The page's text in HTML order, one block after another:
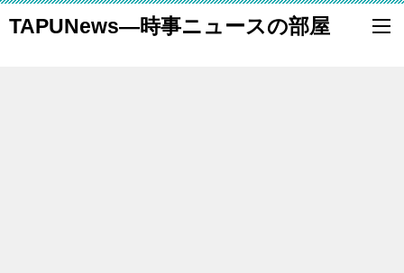
TAPUNews―時事ニュースの部屋